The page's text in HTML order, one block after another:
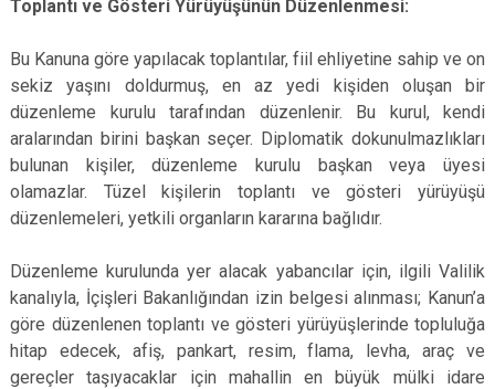
Toplantı ve Gösteri Yürüyüşünün Düzenlenmesi:
Bu Kanuna göre yapılacak toplantılar, fiil ehliyetine sahip ve on
sekiz yaşını doldurmuş, en az yedi kişiden oluşan bir
düzenleme kurulu tarafından düzenlenir. Bu kurul, kendi
aralarından birini başkan seçer. Diplomatik dokunulmazlıkları
bulunan kişiler, düzenleme kurulu başkan veya üyesi
olamazlar. Tüzel kişilerin toplantı ve gösteri yürüyüşü
düzenlemeleri, yetkili organların kararına bağlıdır.
Düzenleme kurulunda yer alacak yabancılar için, ilgili Valilik
kanalıyla, İçişleri Bakanlığından izin belgesi alınması; Kanun’a
göre düzenlenen toplantı ve gösteri yürüyüşlerinde topluluğa
hitap edecek, afiş, pankart, resim, flama, levha, araç ve
gereçler taşıyacaklar için mahallin en büyük mülki idare